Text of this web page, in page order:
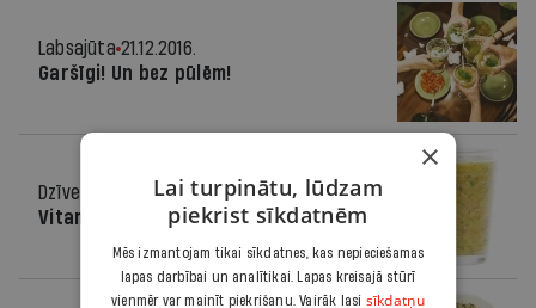
Labsajūta 21.12.2016.
Garšīgi! Un bez pūlēm!
Dzīvesstils
03.04.2013.
Vitamīni pavasarim
×
Lai turpinātu, lūdzam
piekrist sīkdatnēm
Mēs izmantojam tikai sīkdatnes, kas nepieciešamas
lapas darbībai un analītikai. Lapas kreisajā stūrī
vienmēr var mainīt piekrišanu. Vairāk lasi sīkdatņu